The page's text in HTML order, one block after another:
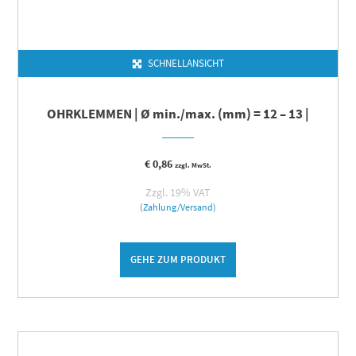
SCHNELLANSICHT
OHRKLEMMEN | Ø min./max. (mm) = 12 – 13 |
€0,86 zzgl. MwSt.
Zzgl. 19% VAT
(Zahlung/Versand)
GEHE ZUM PRODUKT